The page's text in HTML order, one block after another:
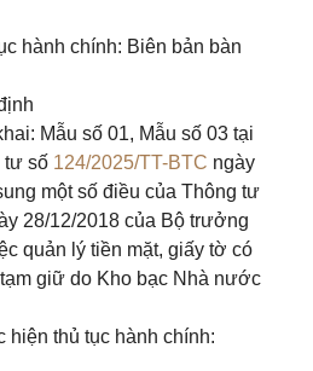
hành chính: Biên bản bàn
Mẫu số 01, Mẫu số 03 tại
tư số 124/2025/TT-BTC ngày
một số điều của Thông tư
28/12/2018 của Bộ trưởng
quản lý tiền mặt, giấy tờ có
giữ do Kho bạc Nhà nước
hiện thủ tục hành chính: